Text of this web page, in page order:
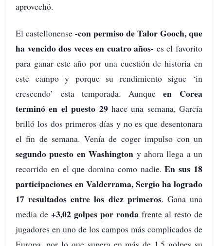
aprovechó.
El castellonense -con permiso de Talor Gooch, que
ha vencido dos veces en cuatro años- es el favorito
para ganar este año por una cuestión de historia en
este campo y porque su rendimiento sigue ‘in
crescendo’ esta temporada. Aunqueen Corea
terminó en el puesto 29hace una semana, García
brilló los dos primeros días y no es que desentonara
el fin de semana. Venía de coger impulso con un
segundo puesto en Washington y ahora llega a un
recorrido en el que domina como nadie.En sus 18
participaciones en Valderrama, Sergio ha logrado
17 resultados entre los diez primeros. Gana una
media de +3,02 golpes por ronda frente al resto de
jugadores en uno de los campos más complicados de